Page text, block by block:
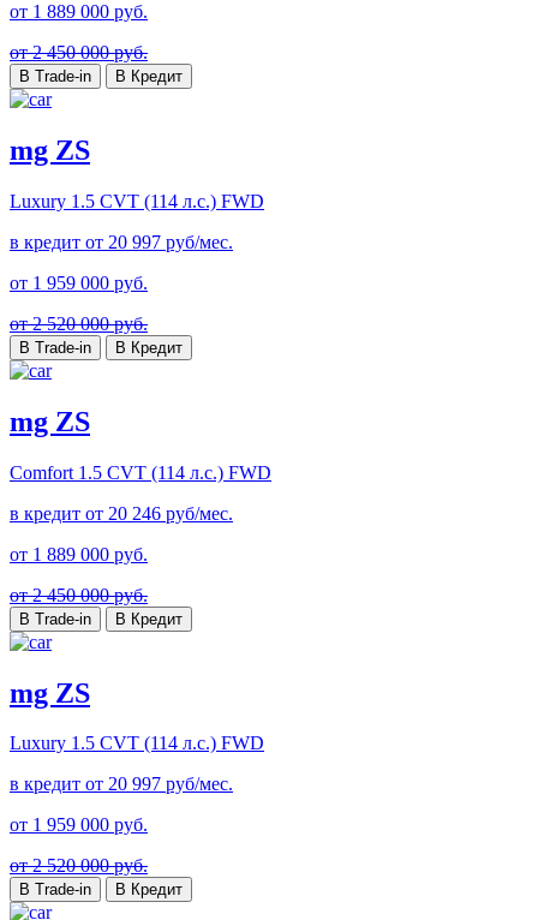
от 1 889 000 руб.
от 2 450 000 руб.
В Trade-in В Кредит
mg ZS
Luxury 1.5 CVT (114 л.с.) FWD
в кредит от 20 997 руб/мес.
от 1 959 000 руб.
от 2 520 000 руб.
В Trade-in В Кредит
mg ZS
Comfort 1.5 CVT (114 л.с.) FWD
в кредит от 20 246 руб/мес.
от 1 889 000 руб.
от 2 450 000 руб.
В Trade-in В Кредит
mg ZS
Luxury 1.5 CVT (114 л.с.) FWD
в кредит от 20 997 руб/мес.
от 1 959 000 руб.
от 2 520 000 руб.
В Trade-in В Кредит